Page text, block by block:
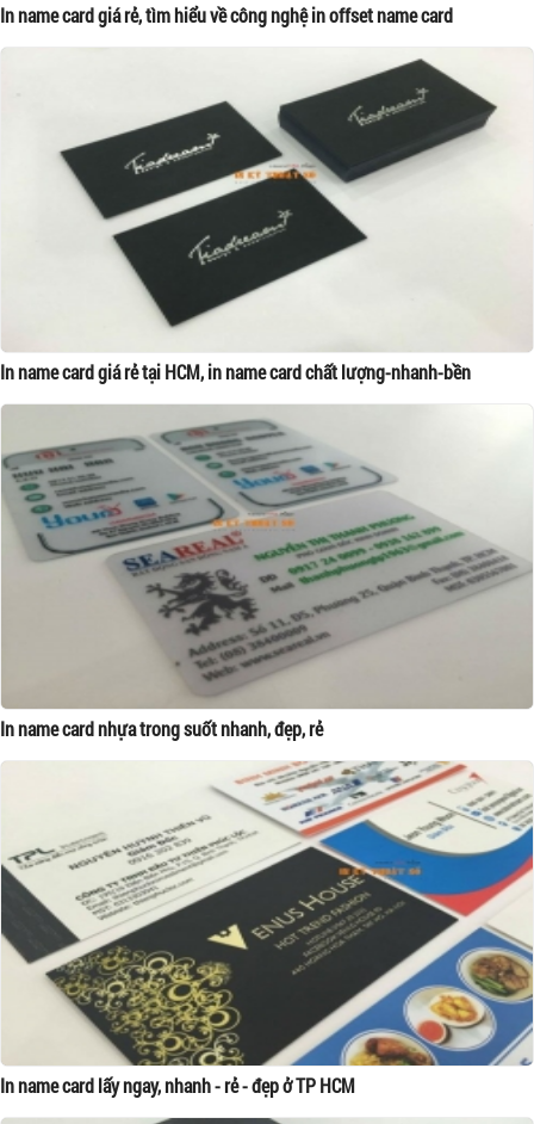
In name card giá rẻ, tìm hiểu về công nghệ in offset name card
In name card giá rẻ tại HCM, in name card chất lượng-nhanh-bền
In name card nhựa trong suốt nhanh, đẹp, rẻ
In name card lấy ngay, nhanh - rẻ - đẹp ở TP HCM